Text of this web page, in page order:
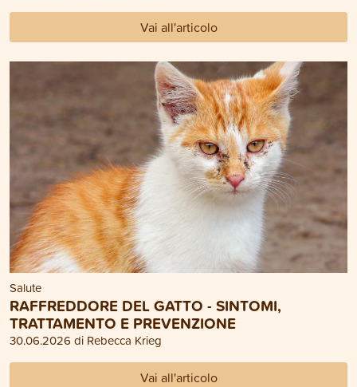
Vai all'articolo
Salute
RAFFREDDORE DEL GATTO - SINTOMI,
TRATTAMENTO E PREVENZIONE
30.06.2026 di Rebecca Krieg
Vai all'articolo